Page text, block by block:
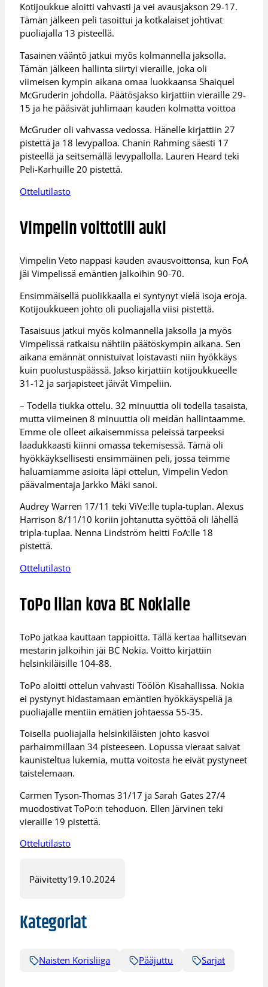
Kotijoukkue aloitti vahvasti ja vei avausjakson 29-17.
Tämän jälkeen peli tasoittui ja kotkalaiset johtivat
puoliajalla 13 pisteellä.
Tasainen vääntö jatkui myös kolmannella jaksolla.
Tämän jälkeen hallinta siirtyi vieraille, joka oli
viimeisen kympin aikana omaa luokkaansa Shaiquel
McGruderin johdolla. Päätösjakso kirjattiin vieraille 29-
15 ja he pääsivät juhlimaan kauden kolmatta voittoa
McGruder oli vahvassa vedossa. Hänelle kirjattiin 27
pistettä ja 18 levypalloa. Chanin Rahming säesti 17
pisteellä ja seitsemällä levypallolla. Lauren Heard teki
Peli-Karhuille 20 pistettä.
Ottelutilasto
Vimpelin voittotili auki
Vimpelin Veto nappasi kauden avausvoittonsa, kun FoA
jäi Vimpelissä emäntien jalkoihin 90-70.
Ensimmäisellä puolikkaalla ei syntynyt vielä isoja eroja.
Kotijoukkueen johto oli puoliajalla viisi pistettä.
Tasaisuus jatkui myös kolmannella jaksolla ja myös
Vimpelissä ratkaisu nähtiin päätöskympin aikana. Sen
aikana emännät onnistuivat loistavasti niin hyökkäys
kuin puolustuspäässä. Jakso kirjattiin kotijoukkueelle
31-12 ja sarjapisteet jäivät Vimpeliin.
– Todella tiukka ottelu. 32 minuuttia oli todella tasaista,
mutta viimeinen 8 minuuttia oli meidän hallintaamme.
Emme ole olleet aikaisemmissa peleissä tarpeeksi
laadukkaasti kiinni omassa tekemisessä. Tämä oli
hyökkäyksellisesti ensimmäinen peli, jossa teimme
haluamiamme asioita läpi ottelun, Vimpelin Vedon
päävalmentaja Jarkko Mäki sanoi.
Audrey Warren 17/11 teki ViVe:lle tupla-tuplan. Alexus
Harrison 8/11/10 koriin johtanutta syöttöä oli lähellä
tripla-tuplaa. Nenna Lindström heitti FoA:lle 18
pistettä.
Ottelutilasto
ToPo liian kova BC Nokialle
ToPo jatkaa kauttaan tappioitta. Tällä kertaa hallitsevan
mestarin jalkoihin jäi BC Nokia. Voitto kirjattiin
helsinkiläisille 104-88.
ToPo aloitti ottelun vahvasti Töölön Kisahallissa. Nokia
ei pystynyt hidastamaan emäntien hyökkäyspeliä ja
puoliajalle mentiin emätien johtaessa 55-35.
Toisella puoliajalla helsinkiläisten johto kasvoi
parhaimmillaan 34 pisteeseen. Lopussa vieraat saivat
kaunisteltua lukemia, mutta voitosta he eivät pystyneet
taistelemaan.
Carmen Tyson-Thomas 31/17 ja Sarah Gates 27/4
muodostivat ToPo:n tehoduon. Ellen Järvinen teki
vieraille 19 pistettä.
Ottelutilasto
Päivitetty19.10.2024
Kategoriat
Naisten Korisliiga Pääjuttu Sarjat